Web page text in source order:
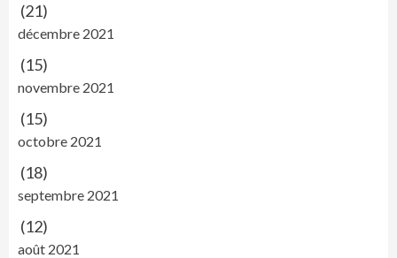
(21)
décembre 2021
(15)
novembre 2021
(15)
octobre 2021
(18)
septembre 2021
(12)
août 2021